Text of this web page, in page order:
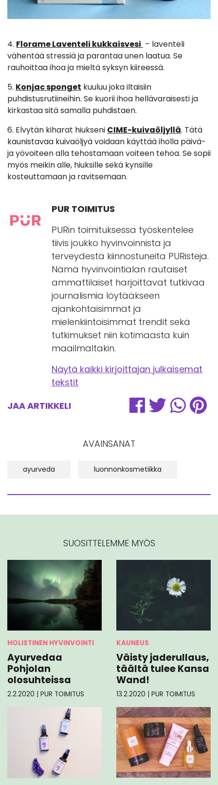
4. Florame Laventeli kukkaisvesi – laventeli
vähentää stressiä ja parantaa unen laatua. Se
rauhoittaa ihoa ja mieltä syksyn kiireessä.
5. Konjac sponget kuuluu joka iltaisiin
puhdistusrutiineihin. Se kuorii ihoa hellävaraisesti ja
kirkastaa sitä samalla puhdistaen.
6. Elvytän kiharat hiukseni CIME-kuivaöljyllä. Tätä
kaunistavaa kuivaöljyä voidaan käyttää iholla päivä-
ja yövoiteen alla tehostamaan voiteen tehoa. Se sopii
myös meikin alle, hiuksille sekä kynsille
kosteuttamaan ja ravitsemaan.
PUR TOIMITUS
PURin toimituksessa työskentelee
tiivis joukko hyvinvoinnista ja
terveydestä kiinnostuneita PURisteja.
Nämä hyvinvointialan rautaiset
ammattilaiset harjoittavat tutkivaa
journalismia löytääkseen
ajankohtaisimmat ja
mielenkiintoisimmat trendit sekä
tutkimukset niin kotimaasta kuin
maailmaltakin.
Näytä kaikki kirjoittajan julkaisemat
tekstit
JAA ARTIKKELI
AVAINSANAT
ayurveda luonnonkosmetiikka
SUOSITTELEMME MYÖS
HOLISTINEN HYVINVOINTI
Ayurvedaa
Pohjolan
olosuhteissa
2.2.2020 | PUR TOIMITUS
KAUNEUS
Väisty jaderullaus,
täältä tulee Kansa
Wand!
13.2.2020 | PUR TOIMITUS